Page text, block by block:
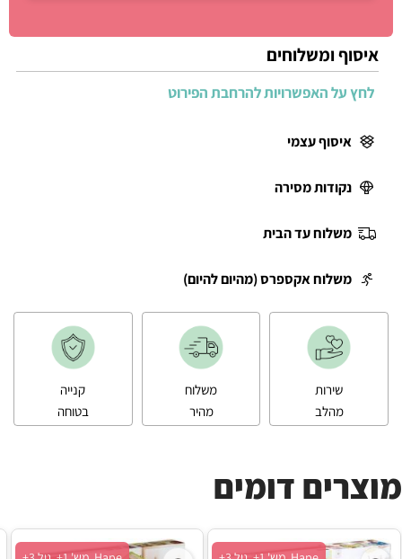
איסוף ומשלוחים
לחץ על האפשרויות להרחבת הפירוט
איסוף עצמי
נקודות מסירה
משלוח עד הבית
משלוח אקספרס (מהיום להיום)
שירות
מהלב
משלוח
מהיר
קנייה
בטוחה
מוצרים דומים